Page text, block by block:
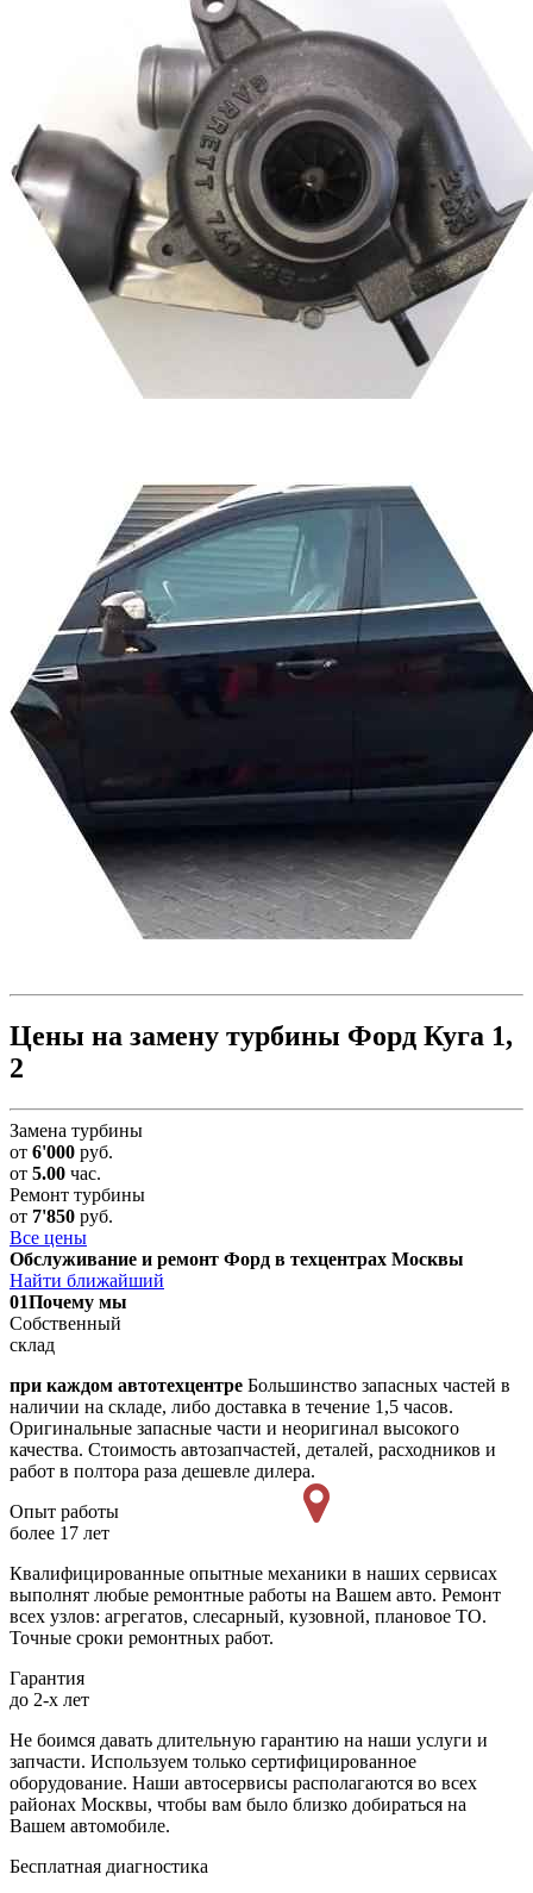
Цены на замену турбины Форд Куга 1,
2
Замена турбины
от 6'000 руб.
от 5.00 час.
Ремонт турбины
от 7'850 руб.
Все цены
Обслуживание и ремонт Форд в техцентрах Москвы
Найти ближайший
01Почему мы
Собственный
склад
при каждом автотехцентре Большинство запасных частей в
наличии на складе, либо доставка в течение 1,5 часов.
Оригинальные запасные части и неоригинал высокого
качества. Стоимость автозапчастей, деталей, расходников и
работ в полтора раза дешевле дилера.
Опыт работы
более 17 лет
Квалифицированные опытные механики в наших сервисах
выполнят любые ремонтные работы на Вашем авто. Ремонт
всех узлов: агрегатов, слесарный, кузовной, плановое ТО.
Точные сроки ремонтных работ.
Гарантия
до 2-х лет
Не боимся давать длительную гарантию на наши услуги и
запчасти. Используем только сертифицированное
оборудование. Наши автосервисы располагаются во всех
районах Москвы, чтобы вам было близко добираться на
Вашем автомобиле.
Бесплатная диагностика